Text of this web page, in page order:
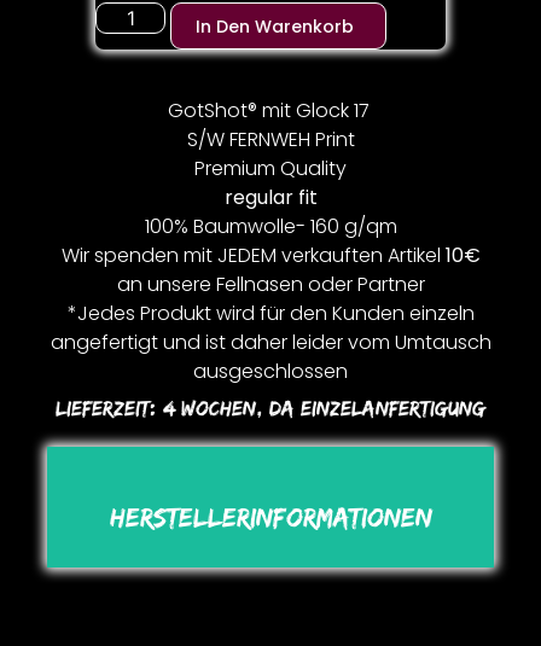
In Den Warenkorb
GotShot® mit Glock 17
S/W FERNWEH Print
Premium Quality
regular fit
100% Baumwolle- 160 g/qm
Wir spenden mit JEDEM verkauften Artikel 10€
an unsere Fellnasen oder Partner
*Jedes Produkt wird für den Kunden einzeln
angefertigt und ist daher leider vom Umtausch
ausgeschlossen
Lieferzeit: 4 Wochen, Da Einzelanfertigung
Herstellerinformationen